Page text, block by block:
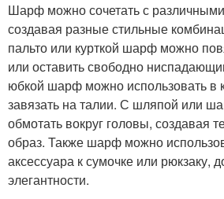
Шарф можно сочетать с
создавая разные стильные
пальто или курткой шарф можно
или оставить свободно
юбкой шарф можно использовать в
завязать на талии. С шляпой или
обмотать вокруг головы, создавая
образ. Также шарф можно
аксессуара к сумочке или рюкзаку,
элегантности.